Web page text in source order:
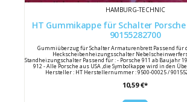
HAMBURG-TECHNIC
HT Gummikappe für Schalter Porsche
90155282700
Gummiüberzug für Schalter Armaturenbrett Passend für
Heckscheibenheizungsschalter
Standheizungschalter Passend für : - Porsche 911 ab Baujahr
912 - Alle Porsche aus USA ,die Symbolkappe wird in den
Hersteller : HT Herstellernummer : 9500-00025 /
10,59 €*